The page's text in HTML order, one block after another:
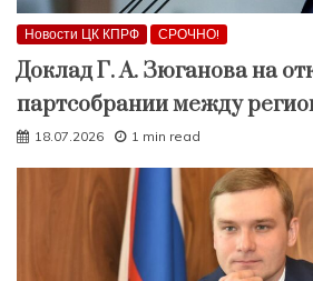
Новости ЦК КПРФ СРОЧНО!
Доклад Г. А. Зюганова на
партсобрании между
18.07.2026 1 min read